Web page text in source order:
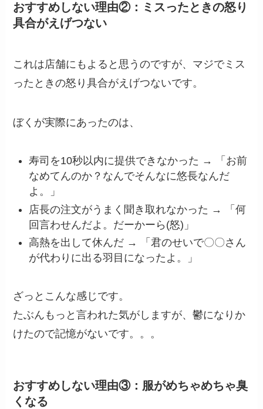
おすすめしない理由②：ミスったときの怒り
具合がえげつない
これは店舗にもよると思うのですが、マジでミス
ったときの怒り具合がえげつないです。
ぼくが実際にあったのは、
寿司を10秒以内に提供できなかった → 「お前
なめてんのか？なんでそんなに悠長なんだ
よ。」
店長の注文がうまく聞き取れなかった → 「何
回言わせんだよ。だーかーら(怒)」
高熱を出して休んだ → 「君のせいで〇〇さん
が代わりに出る羽目になったよ。」
ざっとこんな感じです。
たぶんもっと言われた気がしますが、鬱になりか
けたので記憶がないです。。。
おすすめしない理由③：服がめちゃめちゃ臭
くなる